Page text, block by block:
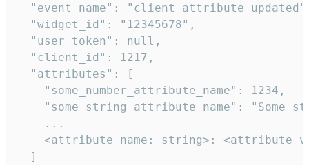
"event_name":
  "widget_id": "12345678",
  "user_token": null,
  "client_id": 1217,
  "attributes": [
    "some_number_attribute_name": 1234,
"some_string_attribute_name": "Some
    ...
<attribute_name: string>:
  ]